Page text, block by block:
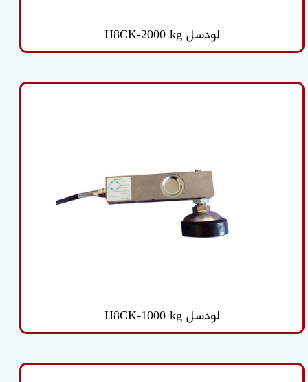
لودسل H8CK-2000 kg
لودسل H8CK-1000 kg